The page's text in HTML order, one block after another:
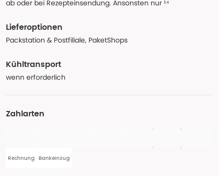
ab oder bei Rezepteinsendung. Ansonsten nur ¹⁴
Lieferoptionen
Packstation & Postfiliale, PaketShops
Kühltransport
wenn erforderlich
Zahlarten
Rechnung Bankeinzug